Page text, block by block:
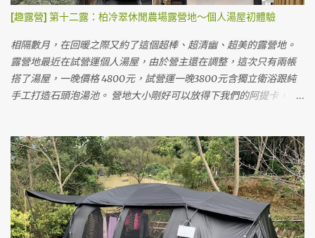
營位費450元。有額外贈送下午茶卷一人一份。（但因為時間的關係
我們沒吃到，要在下午四點以前去領取） 費用看起來蠻複雜的，但
其實把它想成門票的話，就單純許多了！:) 第一天可以早上就開始
搭，隔天拔營只要在下午五點以前就可以了，不用趕在中午喔！所
以等於可以玩園區整整兩天。 整體上這個價格還算可以接受(門票一
天大人380元、小孩350元)，網路上說晚上會有飛機飛過的聲音是
棚，一房一廳帳應該ＯＫ（但感覺像是阿提卡這種大帳會掉出來）
B1靠近海邊，也有完整的雨遮，長度也可以放一房一廳中等大小的
帳 B3與B4營位，都有地墊但沒有雨遮 價格以營地來說偏高，一晚
1500元，夜衝750元。只能用Line聯絡訂位，沒有露營樂跟愛露營
的管道，營主人很客氣，我們忘了帶湯勺還跟他借了三天。 0_0a 這
是我們第二次搭限量版黑色阿提卡，越來越熟練，兩個人約莫30分
A2營位側面，前面已經極限，再往前就要搭到步道了ＸＤ KZM阿提
卡的尺寸大概是3.6mx6.1m，我們的睡帳最後會有點掉出地墊，不過
不影響睡覺。寬度上真的很剛好，差點就要超過地墊跟雨遮柱，如
果比阿提卡寬的客廳帳可能會被擠到。 第一天晚餐，簡單加熱香腸
炒飯跟加熱阿桐阿寶四神湯當晚餐。（在車上已經餓到不行吃了粽
子） 夜衝晚餐隨便吃 帳內看電影解析度跟亮度都還算不錯 晚上喝酒
[趣露營] 第十二露：柏冷翠休閒農場露營地～個人湯屋初體驗
相隔數月，在回暖之際又約了這個超棒、超清幽、超美的露營地。
露營地最近在試營運個人湯屋，由於營主還在調整，這次只有兩帳
搭了湯屋，一晚價格 4800元，試營運一晚3800元含獨立衛浴跟純
手工打造石頭泡湯池。 營地大小剛好可以放得下我們的阿提卡，但
槽） 獨立湯池 柴火燒的時候要注意溫度計，當大於60度時就要打開
柴室通風，低溫的時候要關起來可以加速加熱速度，不過因為是柴
燒，水溫難免難控制，淋浴間使用水的時候要小心溫度。（如果外
面水溫60度的時候，裡面水也是60度水在調整） 營主主張讓大家自
己燒柴，自己泡湯自己燒～自己洗澡自己努力～所以要耐心燒大概
兩小時左右才夠泡湯。 因為試營運，營主有請小編幫忙燒柴的我